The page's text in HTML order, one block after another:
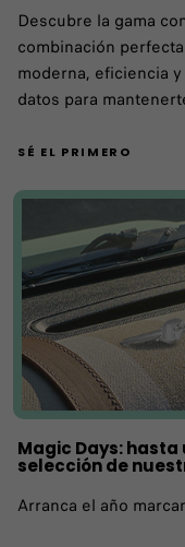
Descubre la gama
combinación
moderna, eficiencia
datos para
SÉ EL PRIMERO
Magic Days: hasta
selección de
Arranca el año